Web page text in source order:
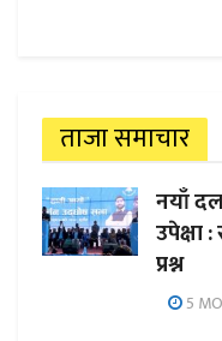
ताजा समाचार
नयाँ
उपेक्षा
प्रश्न
5